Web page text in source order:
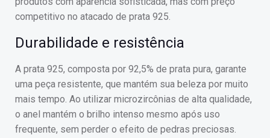
competitivo no atacado de prata 925.
Durabilidade e resistência
A prata 925, composta por 92,5% de prata pura, garante
uma peça resistente, que mantém sua beleza por muito
mais tempo. Ao utilizar microzircônias de alta qualidade,
o anel mantém o brilho intenso mesmo após uso
frequente, sem perder o efeito de pedras preciosas.